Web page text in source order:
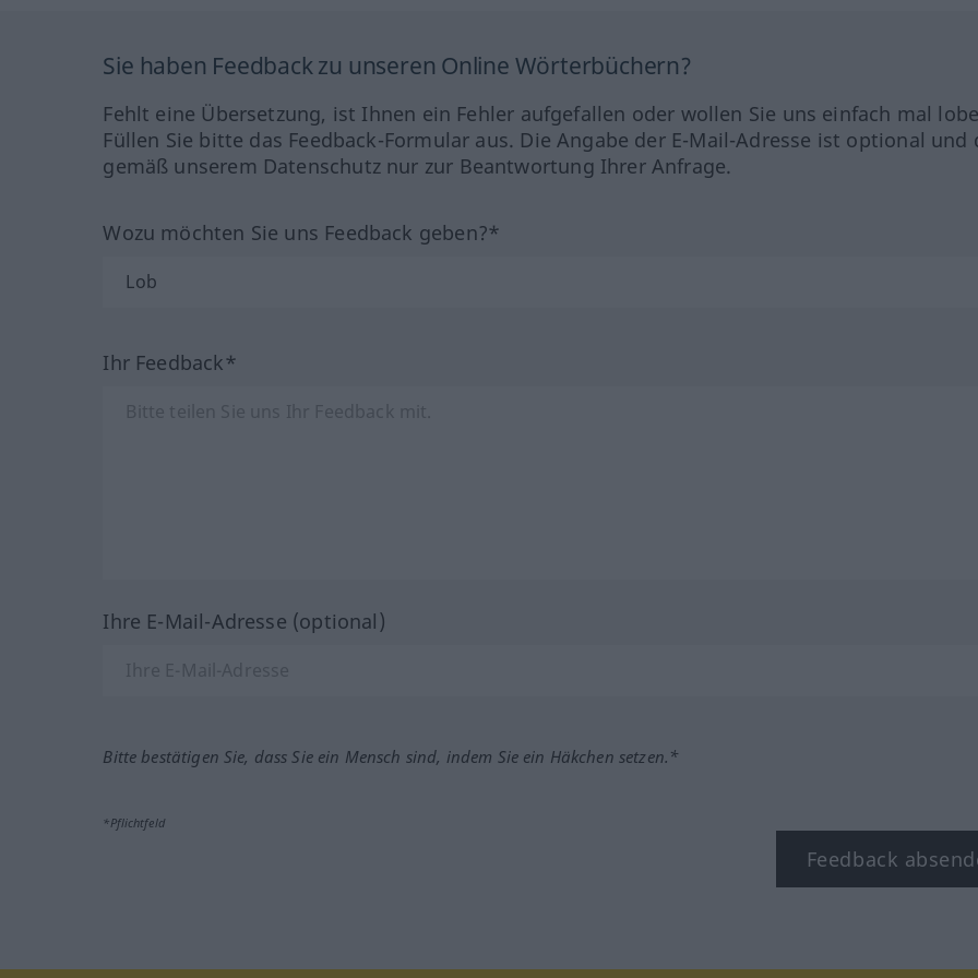
Sie haben Feedback zu unseren Online Wörterbüchern?
Fehlt eine Übersetzung, ist Ihnen ein Fehler aufgefallen oder wollen Sie uns einfach mal
Füllen Sie bitte das Feedback-Formular aus. Die Angabe der E-Mail-Adresse ist optional und
gemäß unserem Datenschutz nur zur Beantwortung Ihrer Anfrage.
Wozu möchten Sie uns Feedback geben?*
Ihr Feedback*
Ihre E-Mail-Adresse (optional)
Bitte bestätigen Sie, dass Sie ein Mensch sind, indem Sie ein Häkchen setzen.*
*Pflichtfeld
Feedback